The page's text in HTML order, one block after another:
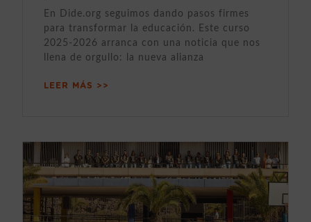
En Dide.org seguimos dando pasos firmes
para transformar la educación. Este curso
2025-2026 arranca con una noticia que nos
llena de orgullo: la nueva alianza
LEER MÁS >>